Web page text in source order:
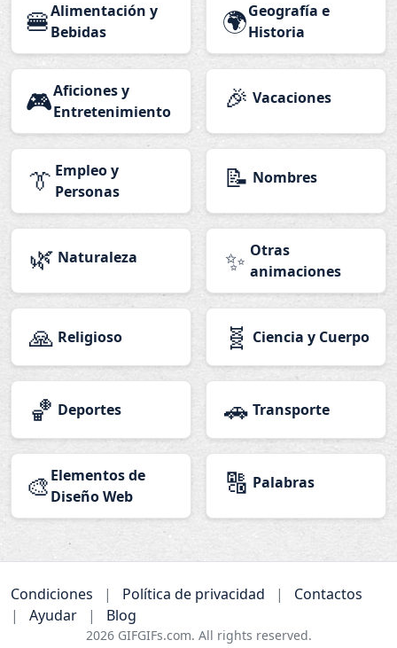
🍔Alimentación y
Bebidas
🌍Geografía e
Historia
🎮Aficiones y
Entretenimiento
🎉 Vacaciones
👔 Empleo y
Personas
📝 Nombres
🌿 Naturaleza ✨ Otras
animaciones
🙏 Religioso 🧬 Ciencia y Cuerpo
🏀 Deportes 🚗 Transporte
🎨Elementos de
Diseño Web
🔠 Palabras
Condiciones | Política de privacidad |
Contactos
|
Ayudar | Blog
2026GIFGIFs.com. All rights reserved.